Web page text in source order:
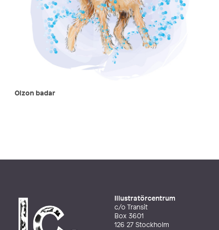
Olzon badar
Illustratörcentrum
c/o Transit
Box 3601
126 27 Stockholm